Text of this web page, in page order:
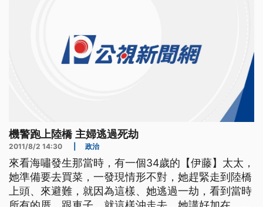
機警跑上陸橋 主婦逃過死劫
2011/8/2 14:30 政治
來看海嘯發生那當時，有一個34歲的【伊藤】太太，
她準備要去買菜，一發現情形不對，她趕緊走到陸橋
上頭、來避難，就因為這樣、她逃過一劫，看到當時